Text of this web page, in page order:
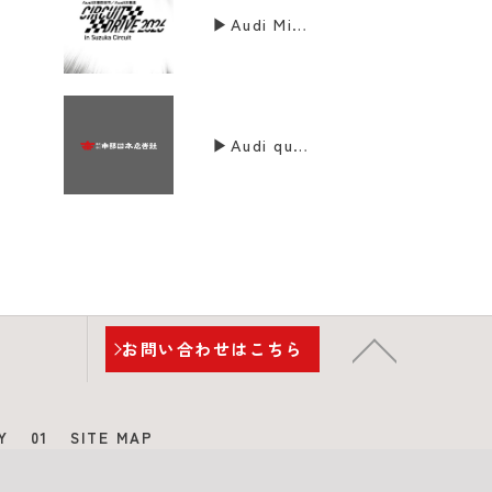
▶Audi Mie Suzuka Run Meeting 2026に参画
▶Audi quattrocup 2026 Tokaiに参画
お問い合わせはこちら
01 SITE MAP